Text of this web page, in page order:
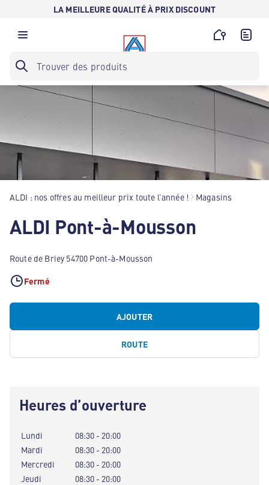
LA MEILLEURE QUALITÉ À PRIX DISCOUNT
ALDI : nos offres au meilleur prix toute l’année ! Magasins
ALDI Pont-à-Mousson
Route de Briey 54700 Pont-à-Mousson
Fermé
AJOUTER
ROUTE
Heures d’ouverture
Lundi
08:30 - 20:00
Mardi
08:30 - 20:00
Mercredi
08:30 - 20:00
Jeudi
08:30 - 20:00